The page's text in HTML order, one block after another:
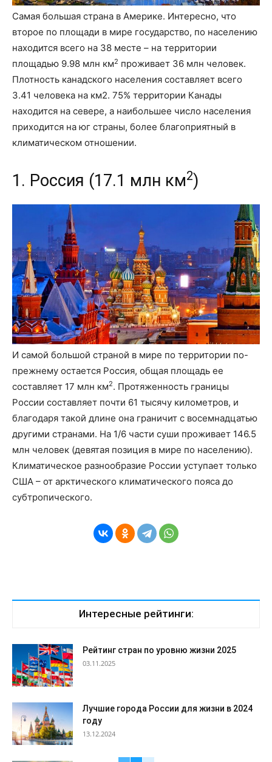
Самая большая страна в Америке. Интересно, что
второе по площади в мире государство, по населению
находится всего на 38 месте – на территории
площадью 9.98 млн км2 проживает 36 млн человек.
Плотность канадского населения составляет всего
3.41 человека на км2. 75% территории Канады
находится на севере, а наибольшее число населения
приходится на юг страны, более благоприятный в
климатическом отношении.
1. Россия (17.1 млн км2)
И самой большой страной в мире по территории по-
прежнему остается Россия, общая площадь ее
составляет 17 млн км2. Протяженность границы
России составляет почти 61 тысячу километров, и
благодаря такой длине она граничит с восемнадцатью
другими странами. На 1/6 части суши проживает 146.5
млн человек (девятая позиция в мире по населению).
Климатическое разнообразие России уступает только
США – от арктического климатического пояса до
субтропического.
Интересные рейтинги:
Рейтинг стран по уровню жизни 2025
03.11.2025
Лучшие города России для жизни в 2024
году
13.12.2024